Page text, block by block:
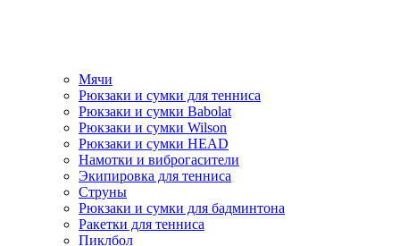
Мячи
Рюкзаки и сумки для тенниса
Рюкзаки и сумки Babolat
Рюкзаки и сумки Wilson
Рюкзаки и сумки HEAD
Намотки и виброгасители
Экипировка для тенниса
Струны
Рюкзаки и сумки для бадминтона
Ракетки для тенниса
Пиклбол